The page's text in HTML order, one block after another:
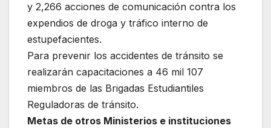
y 2,266 acciones de comunicación contra los
expendios de droga y tráfico interno de
estupefacientes.
Para prevenir los accidentes de tránsito se
realizarán capacitaciones a 46 mil 107
miembros de las Brigadas Estudiantiles
Reguladoras de tránsito.
Metas de otros Ministerios e instituciones